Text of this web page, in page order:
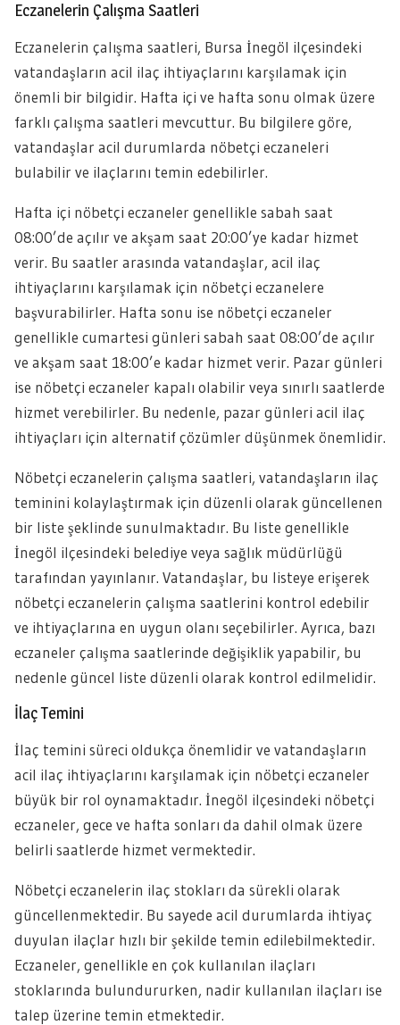
Eczanelerin Çalışma Saatleri
Eczanelerin çalışma saatleri, Bursa İnegöl ilçesindeki
vatandaşların acil ilaç ihtiyaçlarını karşılamak için
önemli bir bilgidir. Hafta içi ve hafta sonu olmak üzere
farklı çalışma saatleri mevcuttur. Bu bilgilere göre,
vatandaşlar acil durumlarda nöbetçi eczaneleri
bulabilir ve ilaçlarını temin edebilirler.
Hafta içi nöbetçi eczaneler genellikle sabah saat
08:00’de açılır ve akşam saat 20:00’ye kadar hizmet
verir. Bu saatler arasında vatandaşlar, acil ilaç
ihtiyaçlarını karşılamak için nöbetçi eczanelere
başvurabilirler. Hafta sonu ise nöbetçi eczaneler
genellikle cumartesi günleri sabah saat 08:00’de açılır
ve akşam saat 18:00’e kadar hizmet verir. Pazar günleri
ise nöbetçi eczaneler kapalı olabilir veya sınırlı saatlerde
hizmet verebilirler. Bu nedenle, pazar günleri acil ilaç
ihtiyaçları için alternatif çözümler düşünmek önemlidir.
Nöbetçi eczanelerin çalışma saatleri, vatandaşların ilaç
teminini kolaylaştırmak için düzenli olarak güncellenen
bir liste şeklinde sunulmaktadır. Bu liste genellikle
İnegöl ilçesindeki belediye veya sağlık müdürlüğü
tarafından yayınlanır. Vatandaşlar, bu listeye erişerek
nöbetçi eczanelerin çalışma saatlerini kontrol edebilir
ve ihtiyaçlarına en uygun olanı seçebilirler. Ayrıca, bazı
eczaneler çalışma saatlerinde değişiklik yapabilir, bu
nedenle güncel liste düzenli olarak kontrol edilmelidir.
İlaç Temini
İlaç temini süreci oldukça önemlidir ve vatandaşların
acil ilaç ihtiyaçlarını karşılamak için nöbetçi eczaneler
büyük bir rol oynamaktadır. İnegöl ilçesindeki nöbetçi
eczaneler, gece ve hafta sonları da dahil olmak üzere
belirli saatlerde hizmet vermektedir.
Nöbetçi eczanelerin ilaç stokları da sürekli olarak
güncellenmektedir. Bu sayede acil durumlarda ihtiyaç
duyulan ilaçlar hızlı bir şekilde temin edilebilmektedir.
Eczaneler, genellikle en çok kullanılan ilaçları
stoklarında bulundururken, nadir kullanılan ilaçları ise
talep üzerine temin etmektedir.